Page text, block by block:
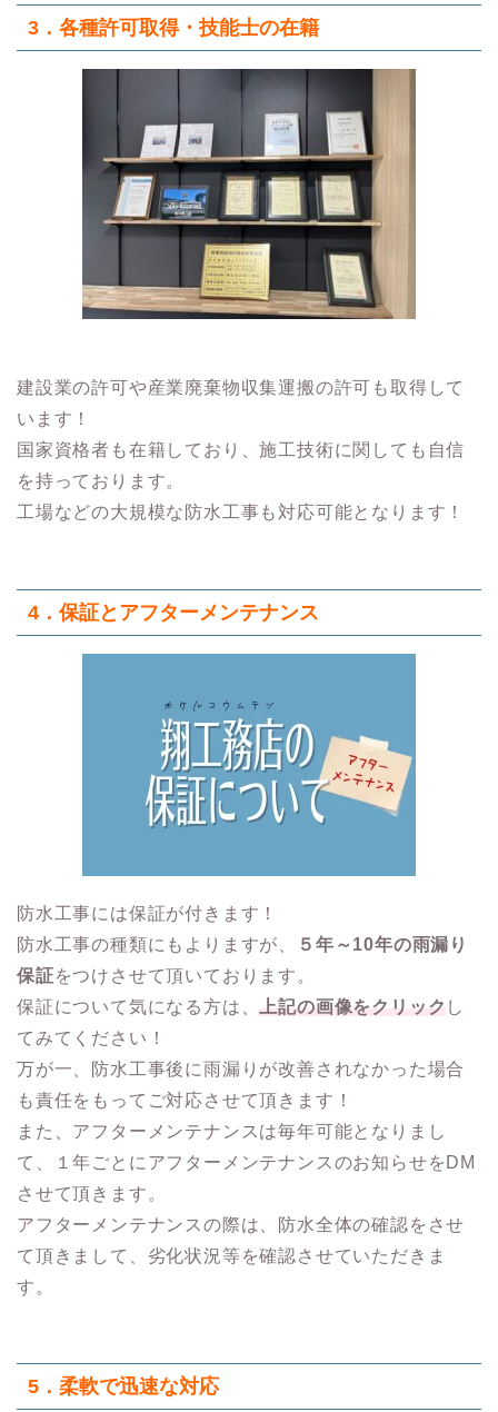
3．各種許可取得・技能士の在籍
建設業の許可や産業廃棄物収集運搬の許可も取得して
います！
国家資格者も在籍しており、施工技術に関しても自信
を持っております。
工場などの大規模な防水工事も対応可能となります！
4．保証とアフターメンテナンス
防水工事には保証が付きます！
防水工事の種類にもよりますが、
５年～10年の雨漏り
保証をつけさせて頂いております。
保証について気になる方は、
上記の画像をクリック し
てみてください！
万が一、防水工事後に雨漏りが改善されなかった場合
も責任をもってご対応させて頂きます！
また、アフターメンテナンスは毎年可能となりまし
て、１年ごとにアフターメンテナンスのお知らせをDM
させて頂きます。
アフターメンテナンスの際は、防水全体の確認をさせ
て頂きまして、劣化状況等を確認させていただきま
す。
5．柔軟で迅速な対応